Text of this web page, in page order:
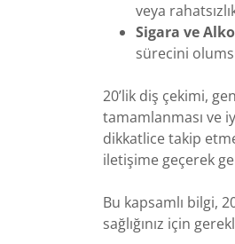
veya
Sigara ve
sürecini
20’lik diş çekimi,
tamamlanması ve
dikkatlice takip
iletişime geçerek
Bu kapsamlı bilgi,
sağlığınız için